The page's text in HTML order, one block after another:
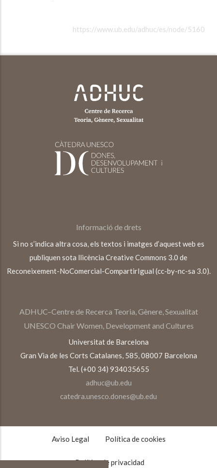
https://www.ub.edu/adhuc/es/node/5160
Informació de drets
Si no s’indica altra cosa, els textos i imatges d’aquest web es
publiquen sota llicència Creative Commons 3.0 de
Reconeixement-NoComercial-CompartirIgual (cc-by-nc-sa 3.0).
ADHUC–Centre de Recerca Teoria, Gènere, Sexualitat
UNESCO Chair Women, Development and Cultures
Universitat de Barcelona
Gran Via de les Corts Catalanes, 585, 08007 Barcelona
Tel. (+00 34) 934035655
adhuc@ub.edu
catedra.unesco.dones@ub.edu
TEXTOS
Aviso Legal Política de cookies
Política de privacidad